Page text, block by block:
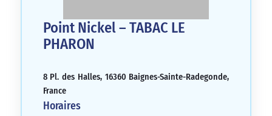
Point Nickel – TABAC LE
PHARON
8 Pl. des Halles, 16360 Baignes-Sainte-Radegonde,
France
Horaires